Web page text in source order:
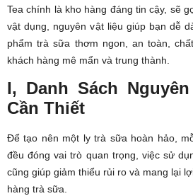
Tea chính là kho hàng đáng tin cậy, sẽ
vật dụng, nguyên vật liệu giúp bạn dễ
phẩm trà sữa thơm ngon, an toàn,
khách hàng mê mẩn và trung thành.
I, Danh Sách
Cần Thiết
Để tạo nên một ly trà sữa hoàn hảo,
đều đóng vai trò quan trọng, việc sử
cũng giúp giảm thiểu rủi ro và mang lại
hàng trà sữa.